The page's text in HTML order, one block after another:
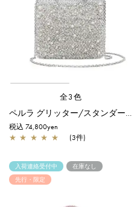
全3色
ペルラ グリッター/スタンダード Z/シルバー【一部店舗先行販売商品】
税込 74,800yen
★ ★ ★ ★ ★ (3件)
入荷連絡受付中
在庫なし
先行・限定